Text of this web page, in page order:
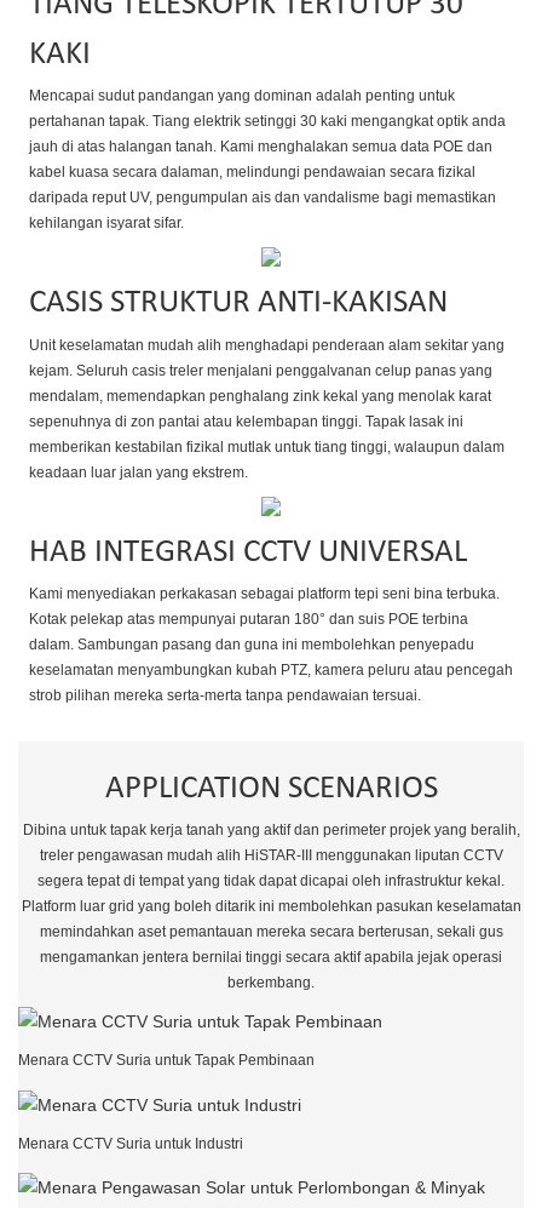
KAKI
Mencapai sudut pandangan yang dominan adalah penting untuk
pertahanan tapak. Tiang elektrik setinggi 30 kaki mengangkat optik anda
jauh di atas halangan tanah. Kami menghalakan semua data POE dan
kabel kuasa secara dalaman, melindungi pendawaian secara fizikal
daripada reput UV, pengumpulan ais dan vandalisme bagi memastikan
kehilangan isyarat sifar.
CASIS STRUKTUR ANTI-KAKISAN
Unit keselamatan mudah alih menghadapi penderaan alam sekitar yang
kejam. Seluruh casis treler menjalani penggalvanan celup panas yang
mendalam, memendapkan penghalang zink kekal yang menolak karat
sepenuhnya di zon pantai atau kelembapan tinggi. Tapak lasak ini
memberikan kestabilan fizikal mutlak untuk tiang tinggi, walaupun dalam
keadaan luar jalan yang ekstrem.
HAB INTEGRASI CCTV UNIVERSAL
Kami menyediakan perkakasan sebagai platform tepi seni bina terbuka.
Kotak pelekap atas mempunyai putaran 180° dan suis POE terbina
dalam. Sambungan pasang dan guna ini membolehkan penyepadu
keselamatan menyambungkan kubah PTZ, kamera peluru atau pencegah
strob pilihan mereka serta-merta tanpa pendawaian tersuai.
APPLICATION SCENARIOS
Dibina untuk tapak kerja tanah yang aktif dan perimeter projek yang beralih,
treler pengawasan mudah alih HiSTAR-III menggunakan liputan CCTV
segera tepat di tempat yang tidak dapat dicapai oleh infrastruktur kekal.
Platform luar grid yang boleh ditarik ini membolehkan pasukan keselamatan
memindahkan aset pemantauan mereka secara berterusan, sekali gus
mengamankan jentera bernilai tinggi secara aktif apabila jejak operasi
berkembang.
Menara CCTV Suria untuk Tapak Pembinaan
Menara CCTV Suria untuk Industri